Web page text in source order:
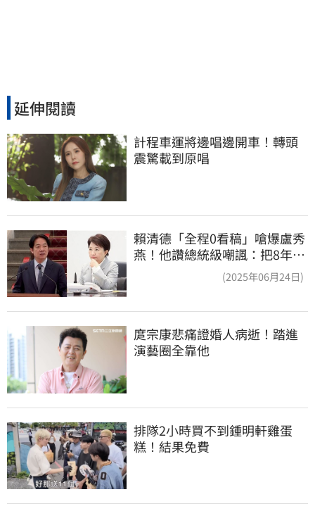
延伸閱讀
計程車運將邊唱邊開車！轉頭
震驚載到原唱
賴清德「全程0看稿」嗆爆盧秀
燕！他讚總統級嘲諷：把8年總
(2025年06月24日)
庹宗康悲痛證婚人病逝！踏進
演藝圈全靠他
排隊2小時買不到鍾明軒雞蛋
糕！結果免費